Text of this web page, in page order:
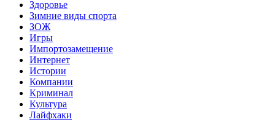
Здоровье
Зимние виды спорта
ЗОЖ
Игры
Импортозамещение
Интернет
Истории
Компании
Криминал
Культура
Лайфхаки